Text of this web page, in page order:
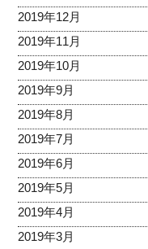
2019年12月
2019年11月
2019年10月
2019年9月
2019年8月
2019年7月
2019年6月
2019年5月
2019年4月
2019年3月